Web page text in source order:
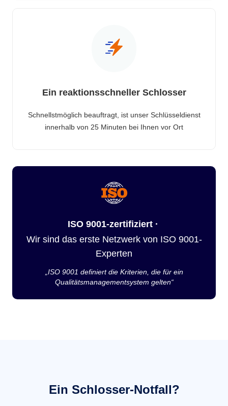
Ein reaktionsschneller Schlosser
Schnellstmöglich beauftragt, ist unser Schlüsseldienst
innerhalb von 25 Minuten bei Ihnen vor Ort
ISO 9001-zertifiziert ·
Wir sind das erste Netzwerk von ISO 9001-
Experten
„ISO 9001 definiert die Kriterien, die für ein
Qualitätsmanagementsystem gelten“
Ein Schlosser-Notfall?